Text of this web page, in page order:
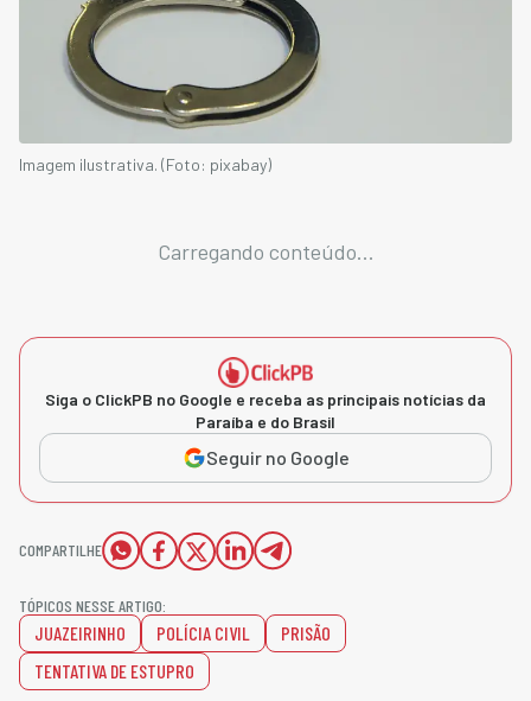
Imagem ilustrativa. (Foto: pixabay)
Carregando conteúdo...
Siga o ClickPB no Google e receba as principais notícias da
Paraíba e do Brasil
Seguir no Google
COMPARTILHE
TÓPICOS NESSE ARTIGO:
JUAZEIRINHO POLÍCIA CIVIL
PRISÃO
TENTATIVA DE ESTUPRO